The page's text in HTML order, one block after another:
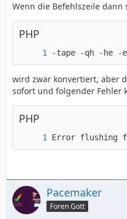
Wenn die Befehlszeile dann
PHP
-tape -qh -he -
wird zwar konvertiert, aber
sofort und folgender Fehler
PHP
Error flushing
Pacemaker
Foren Gott